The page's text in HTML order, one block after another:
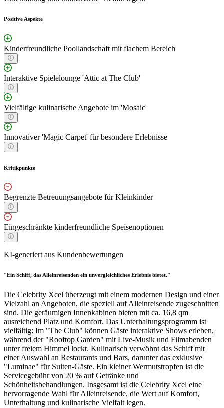
Positive Aspekte
Kinderfreundliche Poollandschaft mit flachem Bereich
Interaktive Spielelounge 'Attic at The Club'
Vielfältige kulinarische Angebote im 'Mosaic'
Innovativer 'Magic Carpet' für besondere Erlebnisse
Kritikpunkte
Begrenzte Betreuungsangebote für Kleinkinder
Eingeschränkte kinderfreundliche Speisenoptionen
KI-generiert aus Kundenbewertungen
"Ein Schiff, das Alleinreisenden ein unvergleichliches Erlebnis bietet."
Die Celebrity Xcel überzeugt mit einem modernen Design und einer
Vielzahl an Angeboten, die speziell auf Alleinreisende zugeschnitten
sind. Die geräumigen Innenkabinen bieten mit ca. 16,8 qm
ausreichend Platz und Komfort. Das Unterhaltungsprogramm ist
vielfältig: Im "The Club" können Gäste interaktive Shows erleben,
während der "Rooftop Garden" mit Live-Musik und Filmabenden
unter freiem Himmel lockt. Kulinarisch verwöhnt das Schiff mit
einer Auswahl an Restaurants und Bars, darunter das exklusive
"Luminae" für Suiten-Gäste. Ein kleiner Wermutstropfen ist die
Servicegebühr von 20 % auf Getränke und
Schönheitsbehandlungen. Insgesamt ist die Celebrity Xcel eine
hervorragende Wahl für Alleinreisende, die Wert auf Komfort,
Unterhaltung und kulinarische Vielfalt legen.